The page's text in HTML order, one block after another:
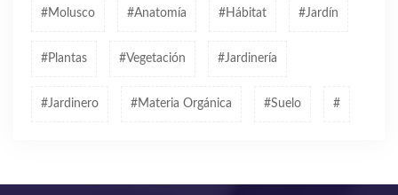
#molusco #anatomía #hábitat #jardín
#plantas #vegetación #jardinería
#jardinero #materia Orgánica #suelo #